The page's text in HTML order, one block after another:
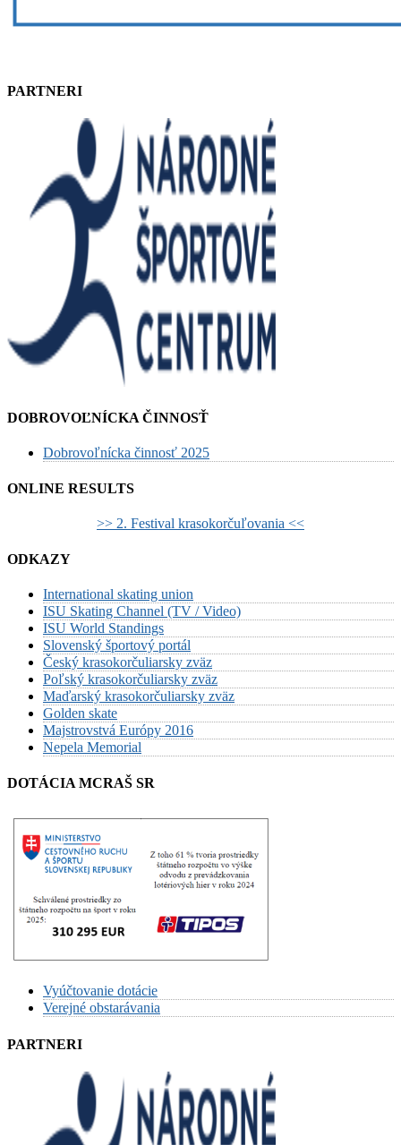
PARTNERI
DOBROVOĽNÍCKA ČINNOSŤ
Dobrovoľnícka činnosť 2025
ONLINE RESULTS
>> 2. Festival krasokorčuľovania <<
ODKAZY
International skating union
ISU Skating Channel (TV / Video)
ISU World Standings
Slovenský športový portál
Český krasokorčuliarsky zväz
Poľský krasokorčuliarsky zväz
Maďarský krasokorčuliarsky zväz
Golden skate
Majstrovstvá Európy 2016
Nepela Memorial
DOTÁCIA MCRAŠ SR
Vyúčtovanie dotácie
Verejné obstarávania
PARTNERI